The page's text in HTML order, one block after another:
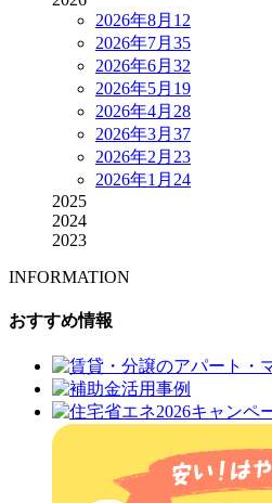
2026年8月 12
2026年7月 35
2026年6月 32
2026年5月 19
2026年4月 28
2026年3月 37
2026年2月 23
2026年1月 24
2025
2024
2023
INFORMATION
おすすめ情報